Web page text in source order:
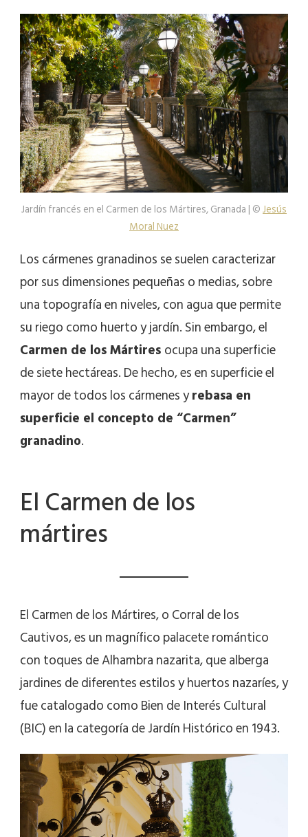
Jardín francés en el Carmen de los Mártires, Granada | ©Jesús
Moral Nuez
Los cármenes granadinos se suelen caracterizar
por sus dimensiones pequeñas o medias, sobre
una topografía en niveles, con agua que permite
su riego como huerto y jardín. Sin embargo, el
Carmen de los Mártiresocupa una superficie
de siete hectáreas. De hecho, es en superficie el
mayor de todos los cármenes yrebasa en
superficie el concepto de “Carmen”
granadino.
El Carmen de los
mártires
El Carmen de los Mártires, o Corral de los
Cautivos, es un magnífico palacete romántico
con toques de Alhambra nazarita, que alberga
jardines de diferentes estilos y huertos nazaríes, y
fue catalogado como Bien de Interés Cultural
(BIC) en la categoría de Jardín Histórico en 1943.